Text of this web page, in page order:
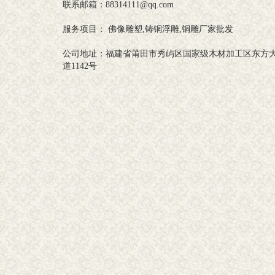
联系邮箱：88314111@qq.com
服务项目： 佛像雕塑,铸铜浮雕,铜雕厂家批发
公司地址：福建省莆田市秀屿区国家级木材加工区东方
道1142号